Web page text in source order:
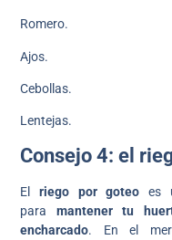
Romero.
Ajos.
Cebollas.
Lentejas.
Consejo 4: el
Elriego por goteo es
para mantener tu
encharcado. En el